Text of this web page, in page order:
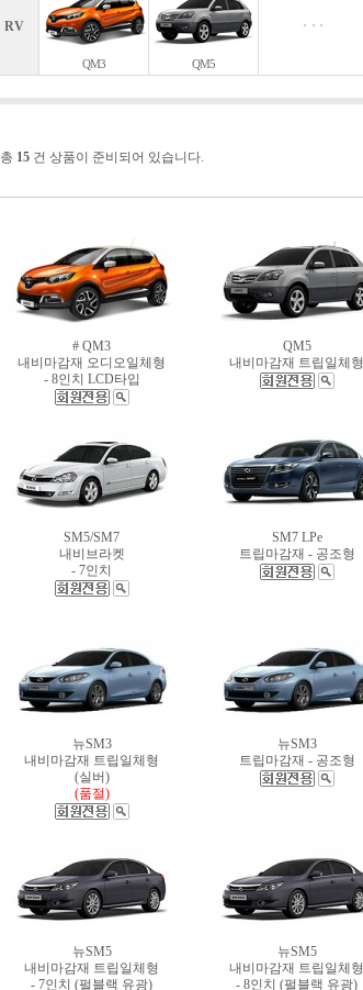
RV
QM3 QM5
총 15 건 상품이 준비되어 있습니다.
# QM3
내비마감재 오디오일체형
- 8인치 LCD타입
QM5
내비마감재 트립일체형
SM5/SM7
내비브라켓
- 7인치
SM7 LPe
트립마감재 - 공조형
뉴SM3
내비마감재 트립일체형
(실버)
(품절)
뉴SM3
트립마감재 - 공조형
뉴SM5
내비마감재 트립일체형
- 7인치 (펄블랙 유광)
뉴SM5
내비마감재 트립일체형
- 8인치 (펄블랙 유광)